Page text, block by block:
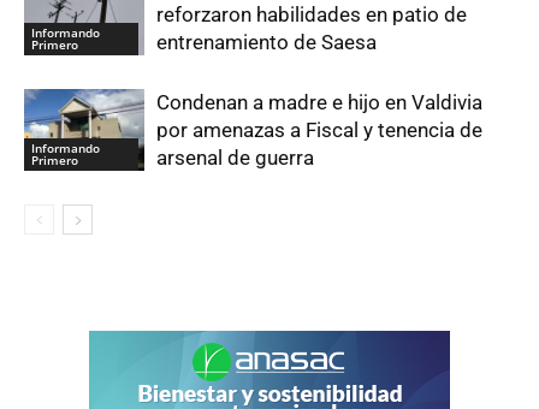
Informando
Primero
reforzaron habilidades en patio de
entrenamiento de Saesa
Informando
Primero
Condenan a madre e hijo en Valdivia
por amenazas a Fiscal y tenencia de
arsenal de guerra